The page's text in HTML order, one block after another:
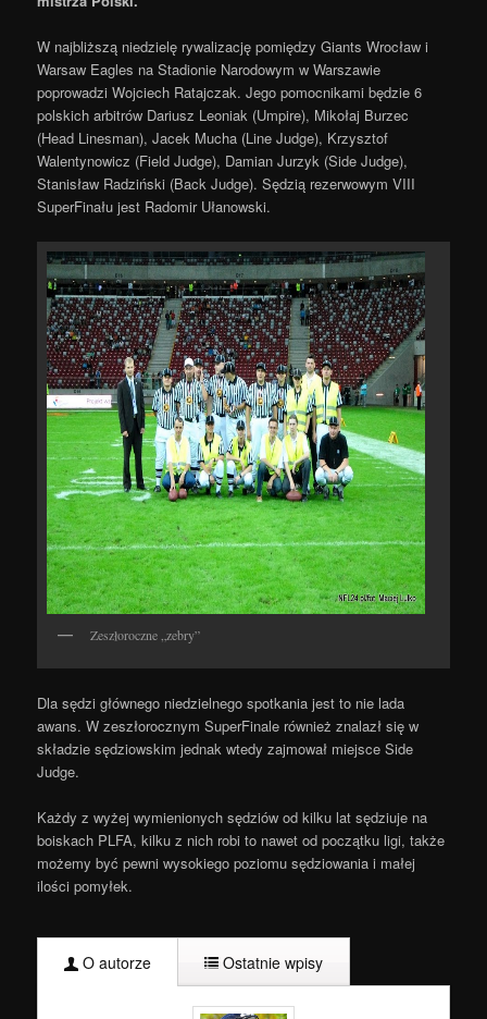
W najbliższą niedzielę rywalizację pomiędzy Giants Wrocław i
Warsaw Eagles na Stadionie Narodowym w Warszawie
poprowadzi Wojciech Ratajczak. Jego pomocnikami będzie 6
polskich arbitrów Dariusz Leoniak (Umpire), Mikołaj Burzec
(Head Linesman), Jacek Mucha (Line Judge), Krzysztof
Walentynowicz (Field Judge), Damian Jurzyk (Side Judge),
Stanisław Radziński (Back Judge). Sędzią rezerwowym VIII
SuperFinału jest Radomir Ułanowski.
Zeszłoroczne „zebry”
Dla sędzi głównego niedzielnego spotkania jest to nie lada
awans. W zeszłorocznym SuperFinale również znalazł się w
składzie sędziowskim jednak wtedy zajmował miejsce Side
Judge.
Każdy z wyżej wymienionych sędziów od kilku lat sędziuje na
boiskach PLFA, kilku z nich robi to nawet od początku ligi, także
możemy być pewni wysokiego poziomu sędziowania i małej
ilości pomyłek.
O autorze Ostatnie wpisy